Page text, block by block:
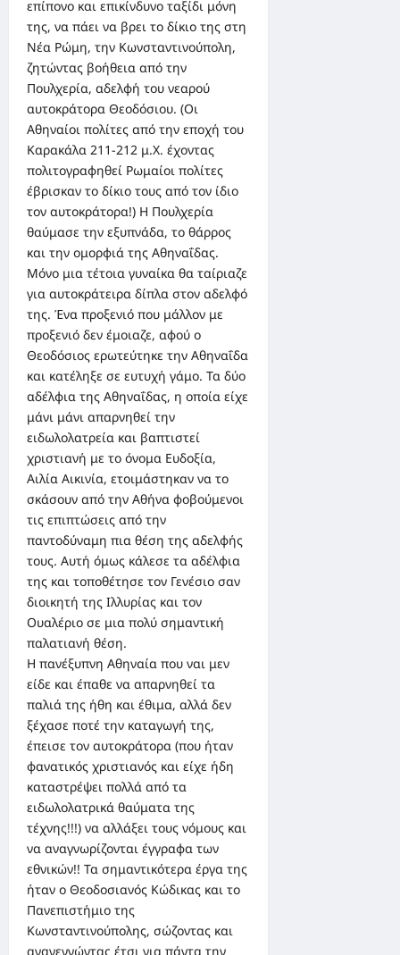
επίπονο και επικίνδυνο ταξίδι μόνη
της, να πάει να βρει το δίκιο της στη
Νέα Ρώμη, την Κωνσταντινούπολη,
ζητώντας βοήθεια από την
Πουλχερία, αδελφή του νεαρού
αυτοκράτορα Θεοδόσιου. (Οι
Αθηναίοι πολίτες από την εποχή του
Καρακάλα 211-212 μ.Χ. έχοντας
πολιτογραφηθεί Ρωμαίοι πολίτες
έβρισκαν το δίκιο τους από τον ίδιο
τον αυτοκράτορα!) Η Πουλχερία
θαύμασε την εξυπνάδα, το θάρρος
και την ομορφιά της Αθηναΐδας.
Μόνο μια τέτοια γυναίκα θα ταίριαζε
για αυτοκράτειρα δίπλα στον αδελφό
της. Ένα προξενιό που μάλλον με
προξενιό δεν έμοιαζε, αφού ο
Θεοδόσιος ερωτεύτηκε την Αθηναΐδα
και κατέληξε σε ευτυχή γάμο. Τα δύο
αδέλφια της Αθηναΐδας, η οποία είχε
μάνι μάνι απαρνηθεί την
ειδωλολατρεία και βαπτιστεί
χριστιανή με το όνομα Ευδοξία,
Αιλία Αικινία, ετοιμάστηκαν να το
σκάσουν από την Αθήνα φοβούμενοι
τις επιπτώσεις από την
παντοδύναμη πια θέση της αδελφής
τους. Αυτή όμως κάλεσε τα αδέλφια
της και τοποθέτησε τον Γενέσιο σαν
διοικητή της Ιλλυρίας και τον
Ουαλέριο σε μια πολύ σημαντική
παλατιανή θέση.
Η πανέξυπνη Αθηναία που ναι μεν
είδε και έπαθε να απαρνηθεί τα
παλιά της ήθη και έθιμα, αλλά δεν
ξέχασε ποτέ την καταγωγή της,
έπεισε τον αυτοκράτορα (που ήταν
φανατικός χριστιανός και είχε ήδη
καταστρέψει πολλά από τα
ειδωλολατρικά θαύματα της
τέχνης!!!) να αλλάξει τους νόμους και
να αναγνωρίζονται έγγραφα των
εθνικών!! Τα σημαντικότερα έργα της
ήταν ο Θεοδοσιανός Κώδικας και το
Πανεπιστήμιο της
Κωνσταντινούπολης, σώζοντας και
αναγεννώντας έτσι για πάντα την